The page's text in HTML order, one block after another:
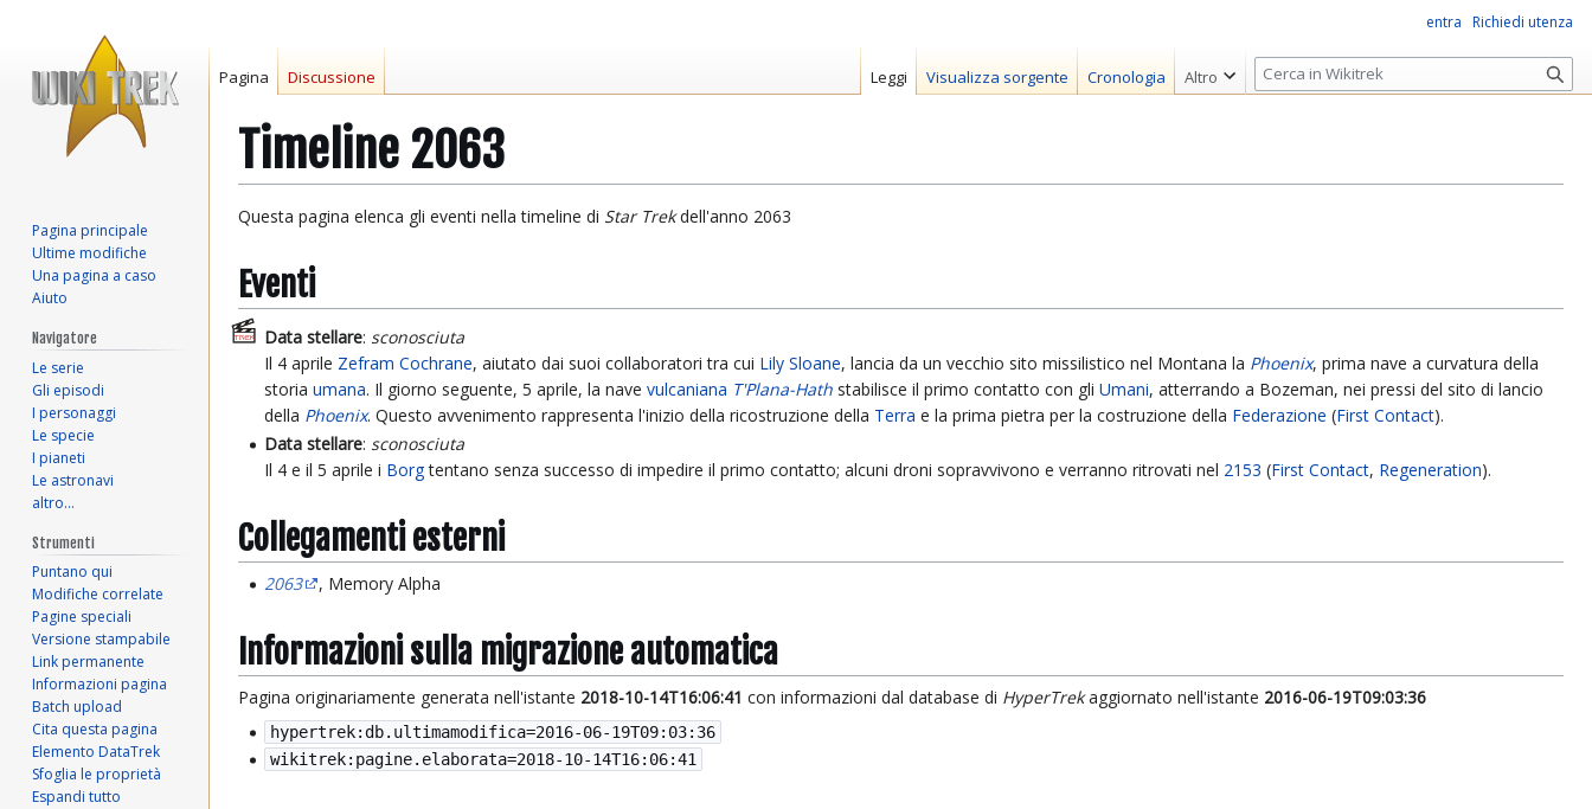
Timeline 2063
Vai
navigazione
Vai
ricerca
Questa pagina elenca gli eventi nella timeline di Star Trekdell'anno 2063
Eventi
Data stellare: sconosciuta
Il 4 aprile Zefram Cochrane, aiutato dai suoi collaboratori tra cui Lily Sloane, lancia da un vecchio sito missilistico nel Montana la Phoenix, prima nave a curvatura della
storiaumana. Il giorno seguente, 5 aprile, la navevulcaniana T'Plana-Hath stabilisce il primo contatto con gliUmani, atterrando a Bozeman, nei pressi del sito di lancio
della Phoenix. Questo avvenimento rappresenta l'inizio della ricostruzione della Terra e la prima pietra per la costruzione della Federazione (First Contact).
Data stellare: sconosciuta
Il 4 e il 5 aprile i Borgtentano senza successo di impedire il primo contatto; alcuni droni sopravvivono e verranno ritrovati nel 2153 (First Contact, Regeneration).
Collegamenti esterni
2063 , Memory Alpha
Informazioni sulla migrazione automatica
Pagina originariamente generata nell'istante 2018-10-14T16:06:41 con informazioni dal database di HyperTrekaggiornato nell'istante 2016-06-19T09:03:36
hypertrek:db.ultimamodifica=2016-06-19T09:03:36
wikitrek:pagine.elaborata=2018-10-14T16:06:41
entra Richiedi utenza
Pagina Discussione Leggi Visualizza sorgente Cronologia Altro
R
i
r
Pagina principale
Ultime modifiche
Una pagina a caso
Aiuto
Navigatore
Le serie
Gli episodi
I personaggi
Le specie
I pianeti
Le astronavi
altro…
Strumenti
Puntano qui
Modifiche correlate
Pagine speciali
Versione stampabile
Link permanente
Informazioni pagina
Batch upload
Cita questa pagina
Elemento DataTrek
Sfoglia le proprietà
Espandi tutto